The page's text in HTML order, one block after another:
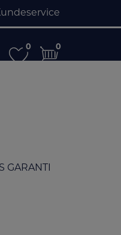
0
0 0
0
GARANTI